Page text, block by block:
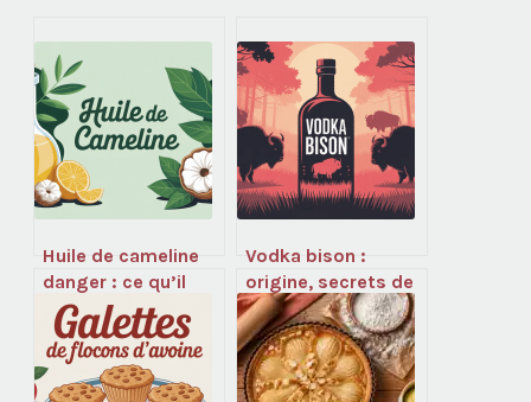
Huile de cameline
danger : ce qu’il
faut vraiment
savoir avant d’en
consommer
Vodka bison :
origine, secrets de
fabrication et art
de la dégustation